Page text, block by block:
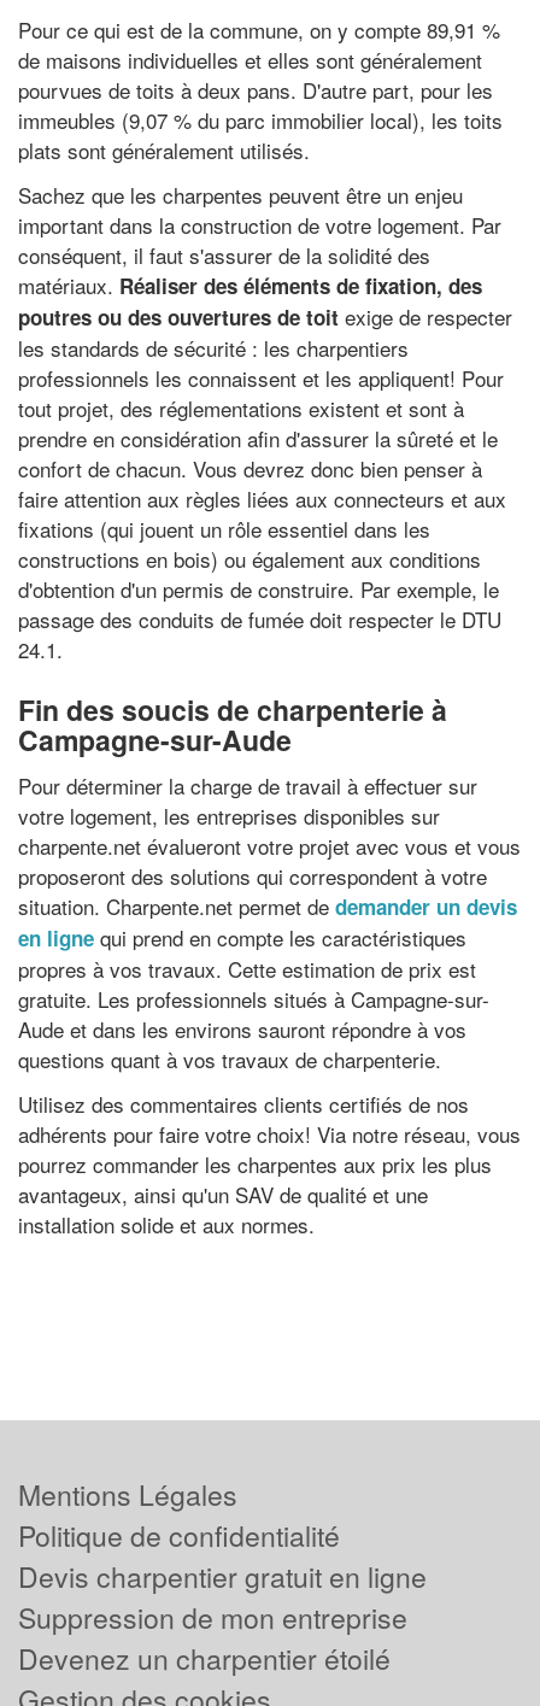
Pour ce qui est de la commune, on y compte 89,91 %
de maisons individuelles et elles sont généralement
pourvues de toits à deux pans. D'autre part, pour les
immeubles (9,07 % du parc immobilier local), les toits
plats sont généralement utilisés.
Sachez que les charpentes peuvent être un enjeu
important dans la construction de votre logement. Par
conséquent, il faut s'assurer de la solidité des
matériaux. Réaliser des éléments de fixation, des
poutres ou des ouvertures de toit exige de respecter
les standards de sécurité : les charpentiers
professionnels les connaissent et les appliquent! Pour
tout projet, des réglementations existent et sont à
prendre en considération afin d'assurer la sûreté et le
confort de chacun. Vous devrez donc bien penser à
faire attention aux règles liées aux connecteurs et aux
fixations (qui jouent un rôle essentiel dans les
constructions en bois) ou également aux conditions
d'obtention d'un permis de construire. Par exemple, le
passage des conduits de fumée doit respecter le DTU
24.1.
Fin des soucis de charpenterie à
Campagne-sur-Aude
Pour déterminer la charge de travail à effectuer sur
votre logement, les entreprises disponibles sur
charpente.net évalueront votre projet avec vous et vous
proposeront des solutions qui correspondent à votre
situation. Charpente.net permet de demander un devis
en ligne qui prend en compte les caractéristiques
propres à vos travaux. Cette estimation de prix est
gratuite. Les professionnels situés à Campagne-sur-
Aude et dans les environs sauront répondre à vos
questions quant à vos travaux de charpenterie.
Utilisez des commentaires clients certifiés de nos
adhérents pour faire votre choix! Via notre réseau, vous
pourrez commander les charpentes aux prix les plus
avantageux, ainsi qu'un SAV de qualité et une
installation solide et aux normes.
Mentions Légales
Politique de confidentialité
Devis charpentier gratuit en ligne
Suppression de mon entreprise
Devenez un charpentier étoilé